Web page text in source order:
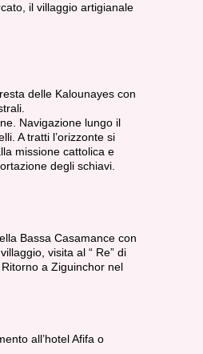
il villaggio artigianale
delle Kalounayes con
Navigazione lungo il
A tratti l’orizzonte si
missione cattolica e
degli schiavi.
Bassa Casamance con
visita al “ Re” di
a Ziguinchor nel
all’hotel Afifa o